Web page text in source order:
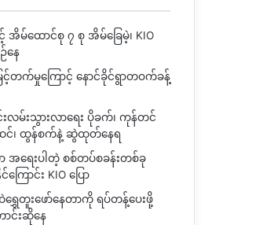
အိမ်ထောင်စု ၇ စု အိမ်ခြေမဲ့၊ KIO
နေ
င့်တက်မှုကြောင့် နောင်ခိုင်ရွာတဝက်ခန့်
းလမ်းသွားလာရေး ပိုခက်၊ ကုန်တင်
၊ ထွန်စက်နဲ့ ဆွဲထုတ်နေရ
အရေးပါတဲ့ စစ်တပ်စခန်းတစ်ခု
ောင်း KIO ပြော
ေတူးဖော်နေတာကို ရပ်တန့်ပေးဖို့
င်းဆိုနေ